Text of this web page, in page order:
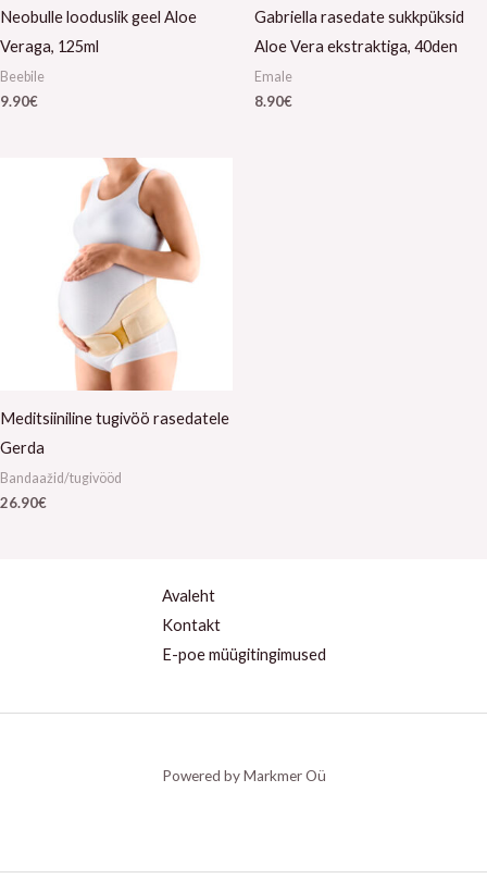
Neobulle looduslik geel Aloe
Veraga, 125ml
Beebile
9.90€
Gabriella rasedate sukkpüksid
Aloe Vera ekstraktiga, 40den
Emale
8.90€
Meditsiiniline tugivöö rasedatele
Gerda
Bandaažid/tugivööd
26.90€
Avaleht
Kontakt
E-poe müügitingimused
Powered by Markmer Oü